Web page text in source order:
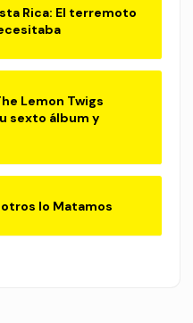
Rica: El terremoto
Lemon Twigs
sexto álbum y
lo Matamos